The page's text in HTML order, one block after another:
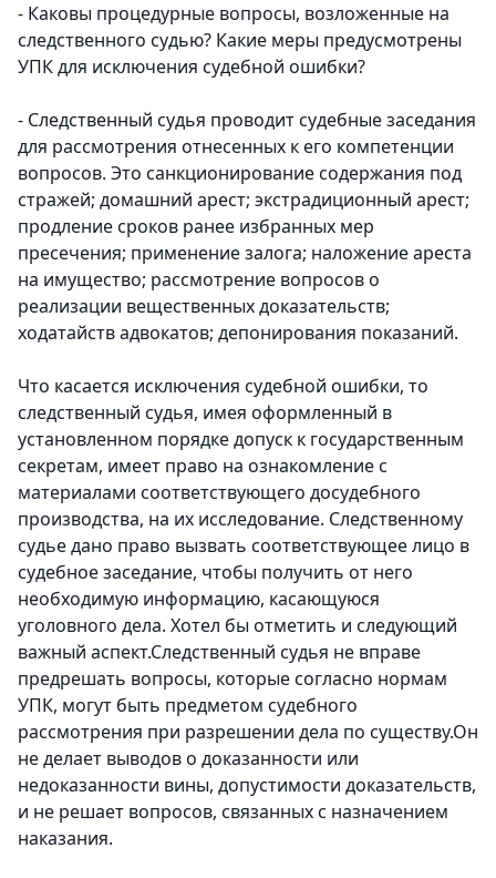
- Каковы процедурные вопросы, возложенные на
следственного судью? Какие меры предусмотрены
УПК для исключения судебной ошибки?
- Следственный судья проводит судебные заседания
для рассмотрения отнесенных к его компетенции
вопросов. Это санкционирование содержания под
стражей; домашний арест; экстрадиционный арест;
продление сроков ранее избранных мер
пресечения; применение залога; наложение ареста
на имущество; рассмотрение вопросов о
реализации вещественных доказательств;
ходатайств адвокатов; депонирования показаний.
Что касается исключения судебной ошибки, то
следственный судья, имея оформленный в
установленном порядке допуск к государственным
секретам, имеет право на ознакомление с
материалами соответствующего досудебного
производства, на их исследование. Следственному
судье дано право вызвать соответствующее лицо в
судебное заседание, чтобы получить от него
необходимую информацию, касающуюся
уголовного дела. Хотел бы отметить и следующий
важный аспект.Следственный судья не вправе
предрешать вопросы, которые согласно нормам
УПК, могут быть предметом судебного
рассмотрения при разрешении дела по существу.Он
не делает выводов о доказанности или
недоказанности вины, допустимости доказательств,
и не решает вопросов, связанных с назначением
наказания.